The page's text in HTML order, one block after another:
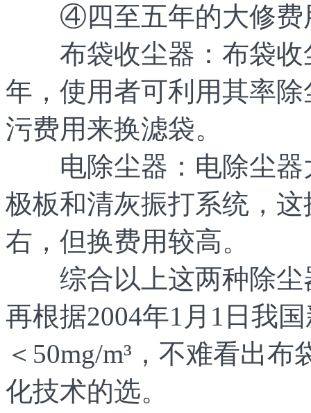
④四至五年的大修费
布袋收尘器：布袋收
年，使用者可利用其率
污费用来换滤袋。
电除尘器：电除尘器
极板和清灰振打系统，
右，但换费用较高。
综合以上这两种除尘
再根据2004年1月1日我
＜50mg/m³，不难看出
化技术的选。